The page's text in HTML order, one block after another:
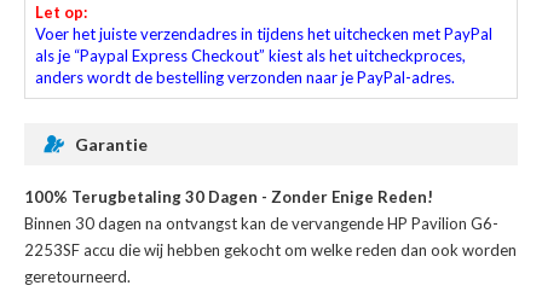
Let op:
Voer het juiste verzendadres in tijdens het uitchecken met PayPal
als je “Paypal Express Checkout” kiest als het uitcheckproces,
anders wordt de bestelling verzonden naar je PayPal-adres.
Garantie
100% Terugbetaling 30 Dagen - Zonder Enige Reden!
Binnen 30 dagen na ontvangst kan devervangende HP Pavilion G6-
2253SF accu die wij hebben gekocht om welke reden dan ook worden
geretourneerd.